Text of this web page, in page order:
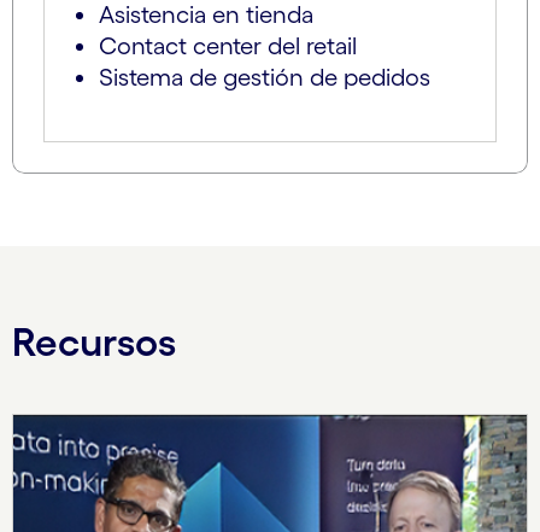
Asistencia en tienda
Contact center del retail
Sistema de gestión de pedidos
Recursos
Carousel starts